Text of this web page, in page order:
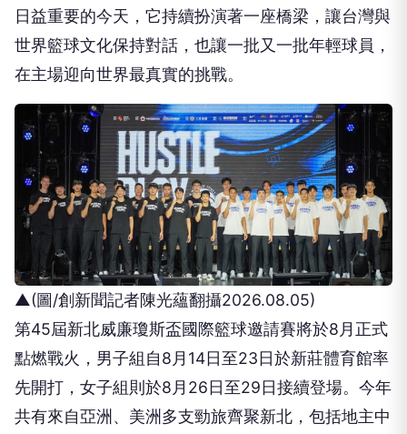
在主場迎向世界最真實的挑戰。
▲(圖/創新聞記者陳光蘊翻攝2026.08.05)
第45屆新北威廉瓊斯盃國際籃球邀請賽將於8月正式
點燃戰火，男子組自8月14日至23日於新莊體育館率
先開打，女子組則於8月26日至29日接續登場。今年
共有來自亞洲、美洲多支勁旅齊聚新北，包括地主中
華藍、中華白，以及日本、韓國、菲律賓、約旦、馬
來西亞與美國加州大學爾灣分校（UC Irvine）等隊